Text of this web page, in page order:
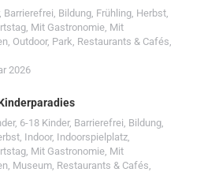
, Barrierefrei, Bildung, Frühling, Herbst,
, Mit Gastronomie, Mit
, Outdoor, Park, Restaurants & Cafés,
2026
, 6-18 Kinder, Barrierefrei, Bildung,
, Indoor, Indoorspielplatz,
, Mit Gastronomie, Mit
, Museum, Restaurants & Cafés,